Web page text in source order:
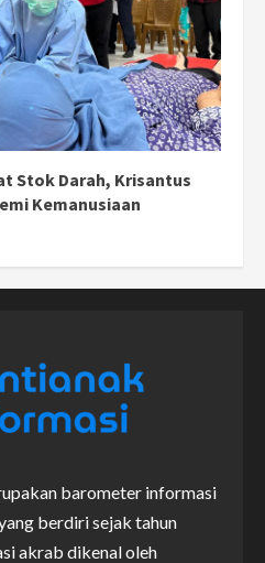
Stok Darah, Krisantus
Kemanusiaan
barometer informasi
berdiri sejak tahun
akrab dikenal oleh